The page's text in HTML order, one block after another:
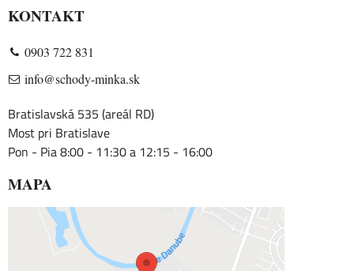
KONTAKT
0903 722 831
info@schody-minka.sk
Bratislavská 535 (areál RD)
Most pri Bratislave
Pon - Pia 8:00 - 11:30 a 12:15 - 16:00
MAPA